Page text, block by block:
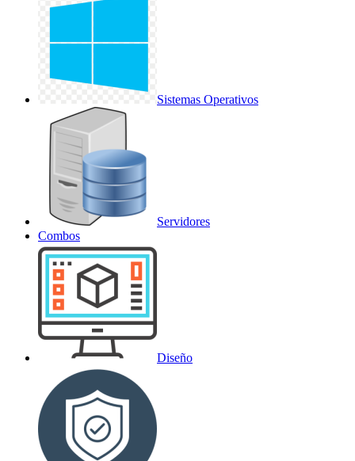
Sistemas Operativos
Servidores
Combos
Diseño